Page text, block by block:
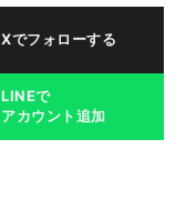
Xでフォローする
LINEで
アカウント追加